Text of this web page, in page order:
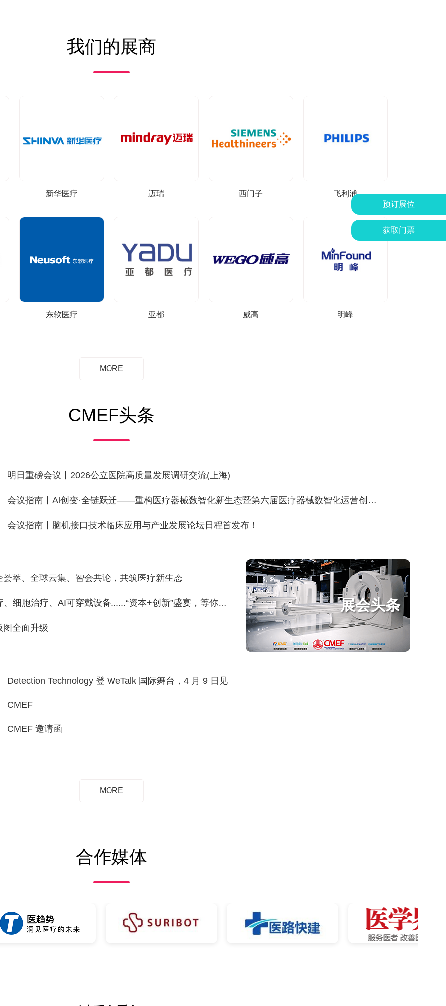
预订展位
获取门票
我们的展商
新华医疗 迈瑞 西门子 飞利浦
东软医疗 亚都 威高 明峰
MORE
CMEF头条
明日重磅会议丨2026公立医院高质量发展调研交流(上海)
会议指南丨Al创变·全链跃迁——重构医疗器械数智化新生态暨第六届医疗器械数智化运营创…
会议指南丨脑机接口技术临床应用与产业发展论坛日程首发布！
展会头条
萃、全球云集、智会共论，共筑医疗新生态
细胞治疗、AI可穿戴设备......“资本+创新”盛宴，等你…
图全面升级
Detection Technology 登 WeTalk 国际舞台，4 月 9 日见
CMEF
CMEF 邀请函
MORE
合作媒体